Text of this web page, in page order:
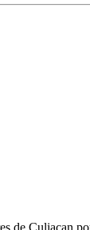
de Culiacan